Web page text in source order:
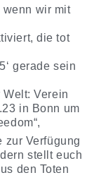
wenn wir mit
die tot
gerade sein
Verein
in Bonn um
zur Verfügung
stellt euch
den Toten